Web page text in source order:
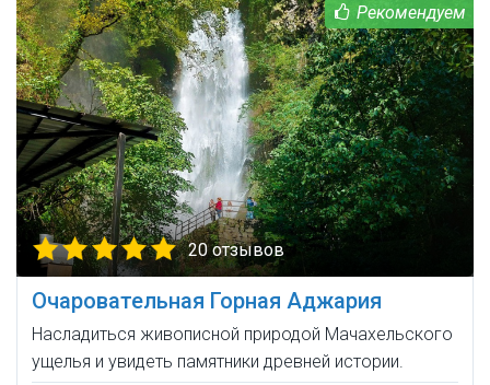
20 отзывов
Очаровательная Горная Аджария
Насладиться живописной природой Мачахельского
ущелья и увидеть памятники древней истории.